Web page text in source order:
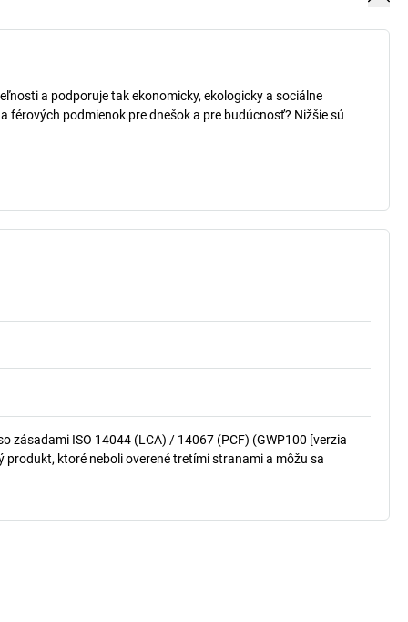
a podporuje tak ekonomicky, ekologicky a sociálne
podmienok pre dnešok a pre budúcnosť? Nižšie sú
zásadami ISO 14044 (LCA) / 14067 (PCF) (GWP100 [verzia
ktoré neboli overené tretími stranami a môžu sa